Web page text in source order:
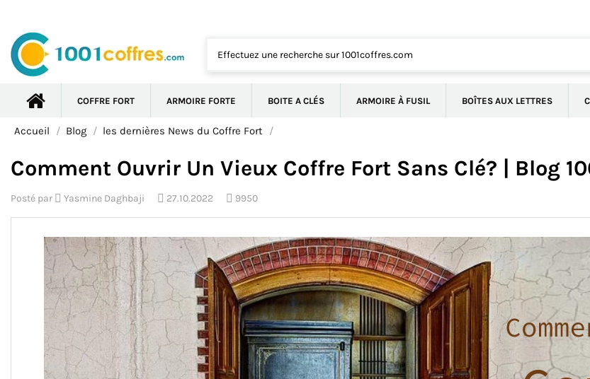
COFFRE FORT ARMOIRE FORTE BOITE A CLÉS ARMOIRE À FUSIL BOÎTES AUX LETTRES
Accueil Blog les dernières News du Coffre Fort
Comment Ouvrir Un Vieux Coffre Fort Sans Clé? | Blog
Posté par Yasmine Daghbaji 27.10.2022 9950